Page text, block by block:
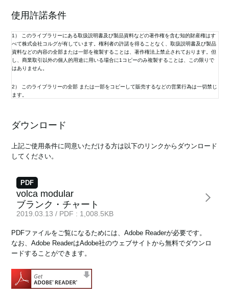
Support
Store Locator
Location
Social Media
使用許諾条件
1） このライブラリーにある取扱説明書及び製品資料などの著作権を含む知的財産権はす
べて株式会社コルグが有しています。権利者の許諾を得ることなく、取扱説明書及び製品
資料などの内容の全部または一部を複製することは、著作権法上禁止されております。但
し、商業取引以外の個人的用途に用いる場合に1コピーのみ複製することは、この限りで
はありません。
2） このライブラリーの全部 または一部をコピーして販売するなどの営業行為は一切禁じ
ます。
の資料であり、製品のご使用者を読者として想定しております。このライブラリーで公開
している取扱説明書について、購入されたお客様以外からのお問い合わせにはお応えでき
4） このライブラリーには、弊社が発売したすべての機種の取扱説明書及び製品資料など
5） 取扱説明書及び製品資料などの内容は、製品の仕様変更などで予告なく変更される場
合があります。 当サイトに掲載されている取扱説明書及び製品資料などの内容は、ご購入
の機種に同梱されている取扱説明書や現時点で発売されている機種に同梱されている取扱
説明書の内容と異なる場合があります。 このことをご了承の上、カタログ及び当ライブラ
足的情報としてご利用ください。
6） 株式会社コルグは、マニュアル・ライブラリー および指定のソフトウェアの使用、ま
たはそれらを使用できなかったことにより生じた損害（営業上の利益やデータの損失、そ
うな損害の可能性があることについて予め知らされた場合でも同様です。
ダウンロード
上記ご使用条件に同意いただける方は以下のリンクからダウンロード
してください。
PDF
volca modular
ブランク・チャート
2019.03.13 / PDF : 1,008.5KB
PDFファイルをご覧になるためには、Adobe Readerが必要です。
なお、Adobe ReaderはAdobe社のウェブサイトから無料でダウンロ
ードすることができます。